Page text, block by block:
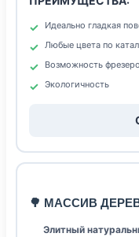
Идеально гладкая
Любые цвета по
Возможность
Экологичность
🌳 МАССИВ
Элитный